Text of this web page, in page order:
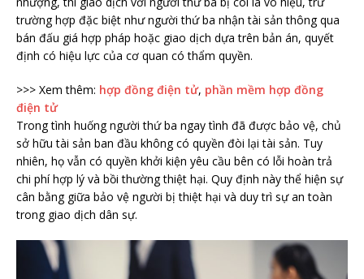
trường hợp đặc biệt như người thứ ba nhận tài sản thông qua
bán đấu giá hợp pháp hoặc giao dịch dựa trên bản án, quyết
định có hiệu lực của cơ quan có thẩm quyền.
>>> Xem thêm: hợp đồng điện tử, phần mềm hợp đồng
điện tử
Trong tình huống người thứ ba ngay tình đã được bảo vệ, chủ
sở hữu tài sản ban đầu không có quyền đòi lại tài sản. Tuy
nhiên, họ vẫn có quyền khởi kiện yêu cầu bên có lỗi hoàn trả
chi phí hợp lý và bồi thường thiệt hại. Quy định này thể hiện sự
cân bằng giữa bảo vệ người bị thiệt hại và duy trì sự an toàn
trong giao dịch dân sự.